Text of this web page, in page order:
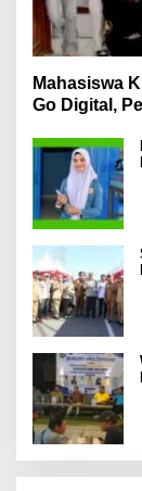
Mahasiswa
Go Digital,